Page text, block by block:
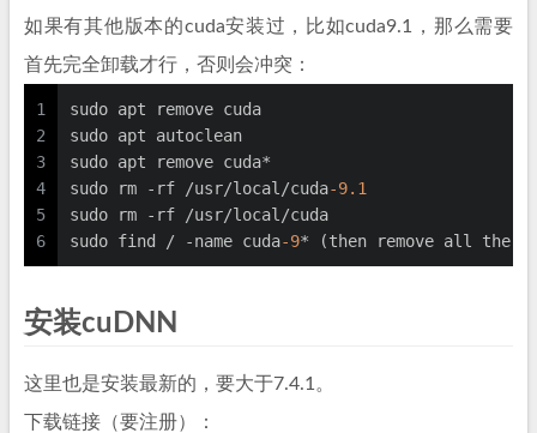
如果有其他版本的cuda安装过，比如cuda9.1，那么需要
首先完全卸载才行，否则会冲突：
1
2
3
4
5
6
sudo apt remove cuda
sudo apt autoclean
sudo apt remove cuda*
sudo rm -rf /usr/local/cuda-9.1
sudo rm -rf /usr/local/cuda
sudo find / -name cuda-9* (then remove all the
安装cuDNN
这里也是安装最新的，要大于7.4.1。
下载链接（要注册）：